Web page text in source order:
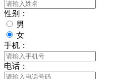
性别：
男
女
手机：
电话：